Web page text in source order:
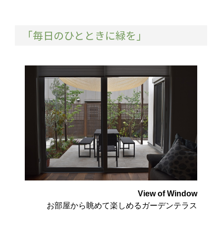
「毎日のひとときに緑を」
View of Window
お部屋から眺めて楽しめるガーデンテラス